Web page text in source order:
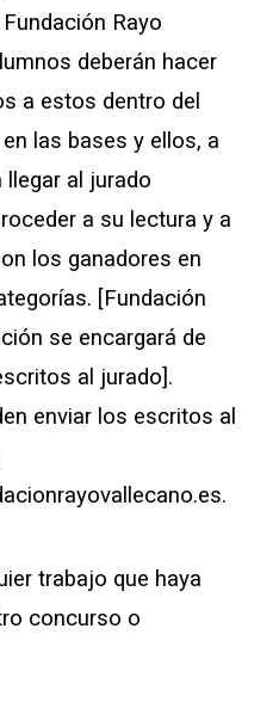
Rayo
deberán hacer
a estos dentro del
las bases y ellos, a
llegar al jurado
a su lectura y a
los ganadores en
[Fundación
se encargará de
al jurado].
enviar los escritos al
trabajo que haya
concurso o